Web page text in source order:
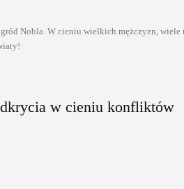
Nobla. W cieniu wielkich mężczyzn, wiele
w cieniu konfliktów